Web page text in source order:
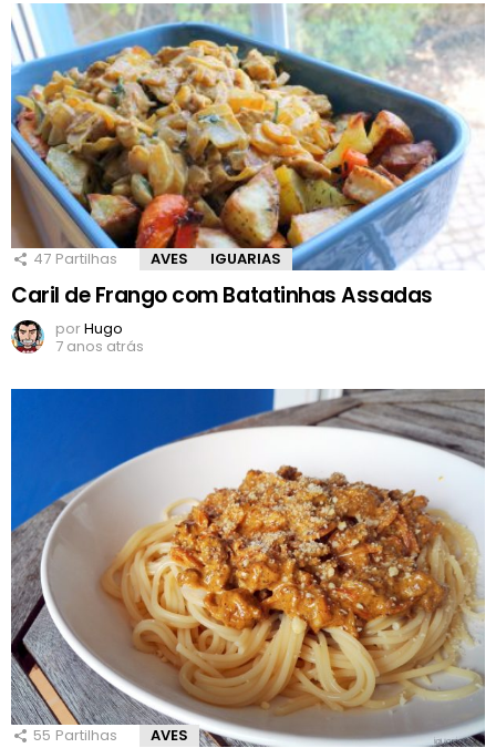
47 Partilhas AVES IGUARIAS
Caril de Frango com Batatinhas Assadas
porHugo
7 anos atrás
55 Partilhas AVES